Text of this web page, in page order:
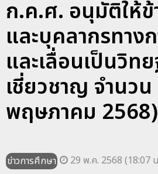
ก.ค.ศ. อนุมัติให้ข้
และบุคลากรทาง
และเลื่อนเป็นวิทย
เชี่ยวชาญ จำนวน
พฤษภาคม 2568)
ข่าวการศึกษา 29 พ.ค. 2568 (18:07